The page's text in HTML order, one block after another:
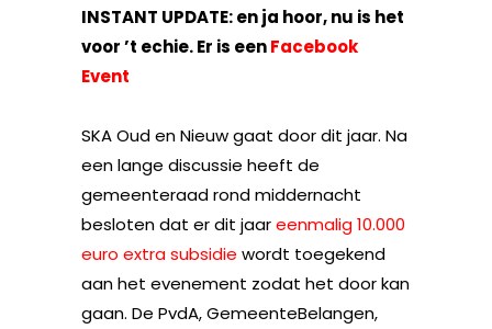
INSTANT UPDATE: en ja hoor, nu is het
voor ’t echie. Er is eenFacebook
Event
SKA Oud en Nieuw gaat door dit jaar. Na
een lange discussie heeft de
gemeenteraad rond middernacht
besloten dat er dit jaareenmalig 10.000
euro extra subsidie wordt toegekend
aan het evenement zodat het door kan
gaan. De PvdA, GemeenteBelangen,